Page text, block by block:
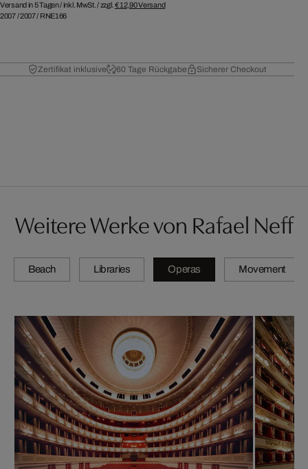
Versand in 5 Tagen /inkl. MwSt. / zzgl. € 12,90Versand
2007/2007/ RNE166
Zertifikat inklusive 60 Tage Rückgabe Sicherer Checkout
Weitere Werke von Rafael Neff
Beach Libraries Operas Movement